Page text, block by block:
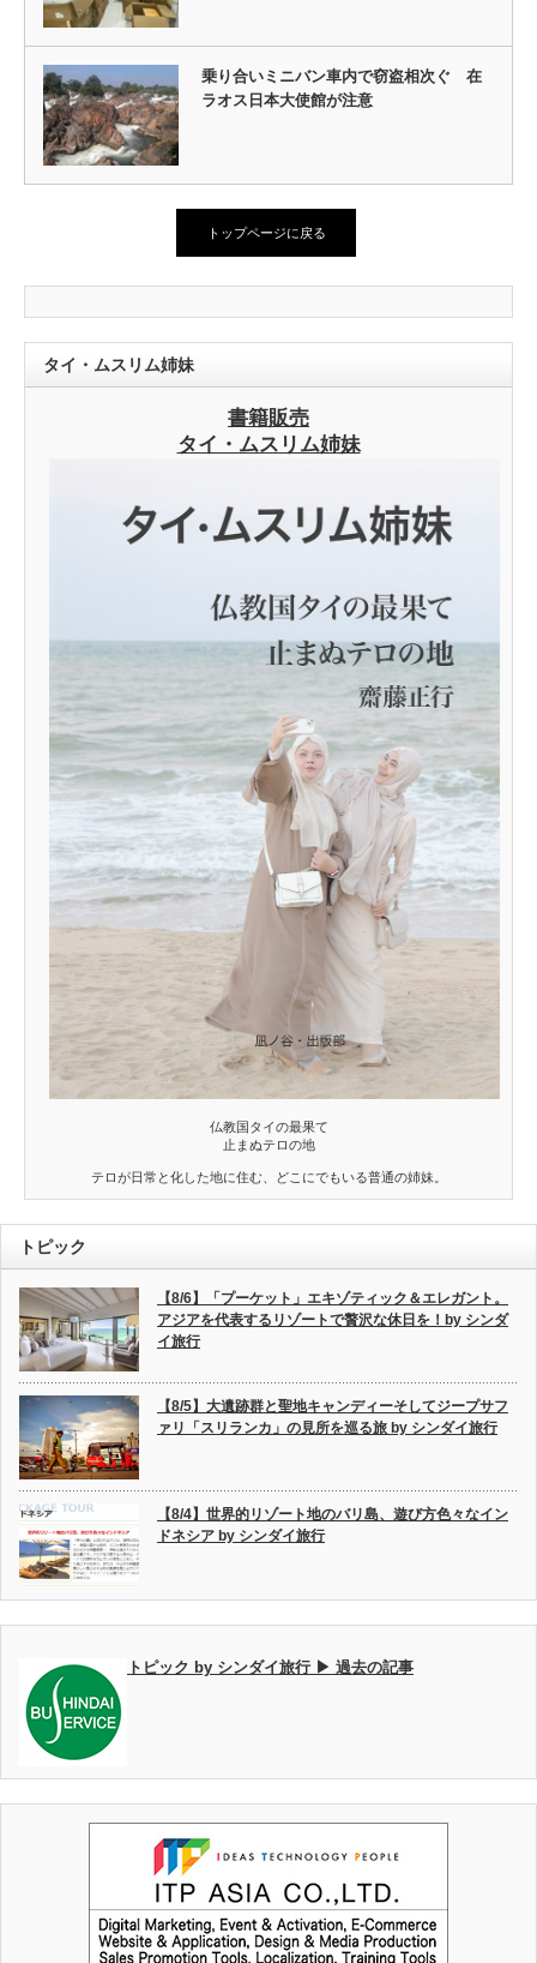
乗り合いミニバン車内で窃盗相次ぐ 在
ラオス日本大使館が注意
トップページに戻る
タイ・ムスリム姉妹
書籍販売
タイ・ムスリム姉妹
仏教国タイの最果て
止まぬテロの地
テロが日常と化した地に住む、どこにでもいる普通の姉妹。
トピック
【8/6】「プーケット」エキゾティック＆エレガント。
アジアを代表するリゾートで贅沢な休日を！by シンダ
イ旅行
【8/5】大遺跡群と聖地キャンディーそしてジープサフ
ァリ「スリランカ」の見所を巡る旅 by シンダイ旅行
【8/4】世界的リゾート地のバリ島、遊び方色々なイン
ドネシア by シンダイ旅行
トピック by シンダイ旅行 ▶ 過去の記事